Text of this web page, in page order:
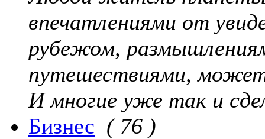
впечатлениями от
рубежом,
путешествиями,
И многие уже так и
Бизнес ( 76 )